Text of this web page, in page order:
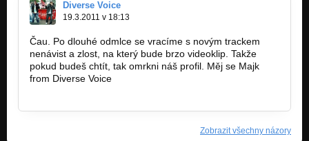
Diverse Voice
19.3.2011 v 18:13
Čau. Po dlouhé odmlce se vracíme s novým trackem
nenávist a zlost, na který bude brzo videoklip. Takže
pokud budeš chtít, tak omrkni náš profil. Měj se Majk
from Diverse Voice
Zobrazit všechny názory